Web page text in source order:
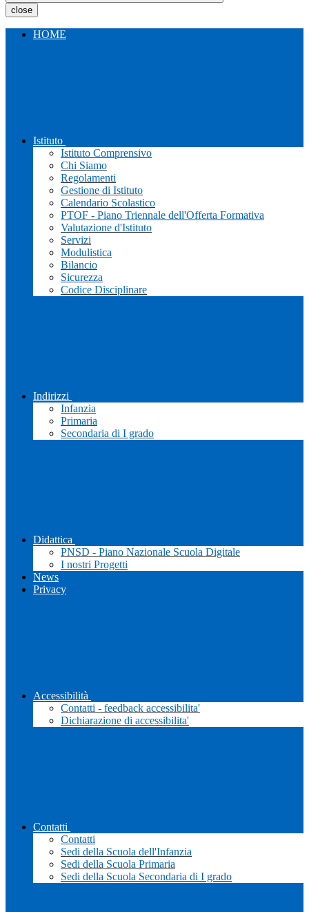
close
HOME
Istituto
Istituto Comprensivo
Chi Siamo
Regolamenti
Gestione di Istituto
Calendario Scolastico
PTOF - Piano Triennale dell'Offerta Formativa
Valutazione d'Istituto
Servizi
Modulistica
Bilancio
Sicurezza
Codice Disciplinare
Indirizzi
Infanzia
Primaria
Secondaria di I grado
Didattica
PNSD - Piano Nazionale Scuola Digitale
I nostri Progetti
News
Privacy
Accessibilità
Contatti - feedback accessibilita'
Dichiarazione di accessibilita'
Contatti
Contatti
Sedi della Scuola dell'Infanzia
Sedi della Scuola Primaria
Sedi della Scuola Secondaria di I grado